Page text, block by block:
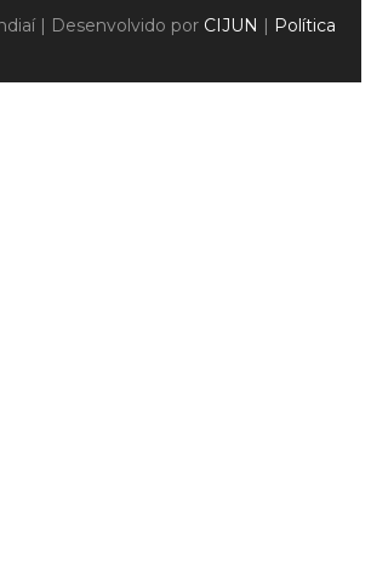
| Desenvolvido por CIJUN | Política